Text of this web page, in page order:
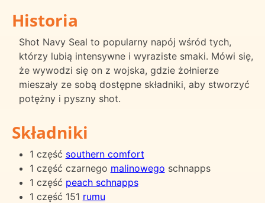
Historia
Shot Navy Seal to popularny napój wśród tych,
którzy lubią intensywne i wyraziste smaki. Mówi się,
że wywodzi się on z wojska, gdzie żołnierze
mieszały ze sobą dostępne składniki, aby stworzyć
potężny i pyszny shot.
Składniki
1 część southern comfort
1 część czarnego malinowego schnapps
1 część peach schnapps
1 część 151 rumu